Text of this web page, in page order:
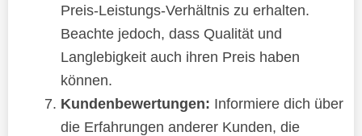
Preis-Leistungs-Verhältnis zu erhalten.
Beachte jedoch, dass Qualität und
Langlebigkeit auch ihren Preis haben
können.
Kundenbewertungen: Informiere dich über
die Erfahrungen anderer Kunden, die